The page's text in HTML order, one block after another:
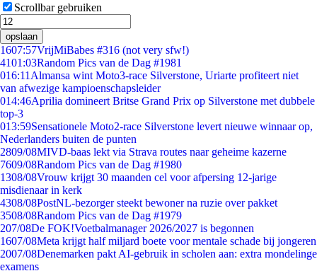
Scrollbar gebruiken
opslaan
1607:57VrijMiBabes #316 (not very sfw!)
4101:03Random Pics van de Dag #1981
016:11 Almansa wint Moto3-race Silverstone, Uriarte profiteert niet
van afwezige kampioenschapsleider
014:46Aprilia domineert Britse Grand Prix op Silverstone met dubbele
top-3
013:59Sensationele Moto2-race Silverstone levert nieuwe winnaar op,
Nederlanders buiten de punten
2809/08MIVD-baas lekt via Strava routes naar geheime kazerne
7609/08Random Pics van de Dag #1980
1308/08Vrouw krijgt 30 maanden cel voor afpersing 12-jarige
misdienaar in kerk
4308/08PostNL-bezorger steekt bewoner na ruzie over pakket
3508/08Random Pics van de Dag #1979
207/08De FOK!Voetbalmanager 2026/2027 is begonnen
1607/08Meta krijgt half miljard boete voor mentale schade bij jongeren
2007/08Denemarken pakt AI-gebruik in scholen aan: extra mondelinge
examens